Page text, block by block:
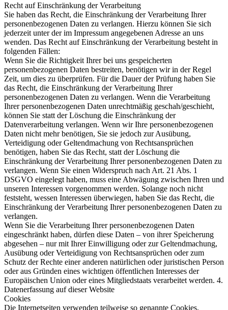
Recht auf Einschränkung der Verarbeitung
Sie haben das Recht, die Einschränkung der Verarbeitung Ihrer
personenbezogenen Daten zu verlangen. Hierzu können Sie sich
jederzeit unter der im Impressum angegebenen Adresse an uns
wenden. Das Recht auf Einschränkung der Verarbeitung besteht in
folgenden Fällen:
Wenn Sie die Richtigkeit Ihrer bei uns gespeicherten
personenbezogenen Daten bestreiten, benötigen wir in der Regel
Zeit, um dies zu überprüfen. Für die Dauer der Prüfung haben Sie
das Recht, die Einschränkung der Verarbeitung Ihrer
personenbezogenen Daten zu verlangen. Wenn die Verarbeitung
Ihrer personenbezogenen Daten unrechtmäßig geschah/geschieht,
können Sie statt der Löschung die Einschränkung der
Datenverarbeitung verlangen. Wenn wir Ihre personenbezogenen
Daten nicht mehr benötigen, Sie sie jedoch zur Ausübung,
Verteidigung oder Geltendmachung von Rechtsansprüchen
benötigen, haben Sie das Recht, statt der Löschung die
Einschränkung der Verarbeitung Ihrer personenbezogenen Daten zu
verlangen. Wenn Sie einen Widerspruch nach Art. 21 Abs. 1
DSGVO eingelegt haben, muss eine Abwägung zwischen Ihren und
unseren Interessen vorgenommen werden. Solange noch nicht
feststeht, wessen Interessen überwiegen, haben Sie das Recht, die
Einschränkung der Verarbeitung Ihrer personenbezogenen Daten zu
verlangen.
Wenn Sie die Verarbeitung Ihrer personenbezogenen Daten
eingeschränkt haben, dürfen diese Daten – von ihrer Speicherung
abgesehen – nur mit Ihrer Einwilligung oder zur Geltendmachung,
Ausübung oder Verteidigung von Rechtsansprüchen oder zum
Schutz der Rechte einer anderen natürlichen oder juristischen Person
oder aus Gründen eines wichtigen öffentlichen Interesses der
Europäischen Union oder eines Mitgliedstaats verarbeitet werden. 4.
Datenerfassung auf dieser Website
Cookies
Die Internetseiten verwenden teilweise so genannte Cookies.